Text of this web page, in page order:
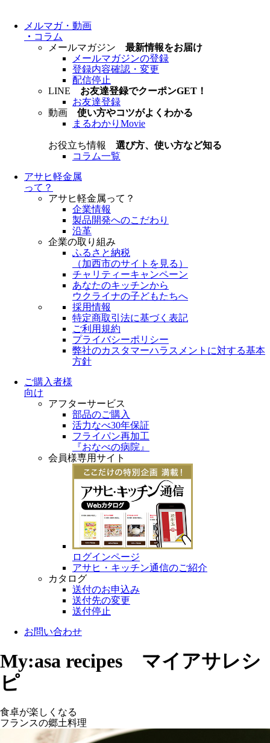
メルマガ・動画
・ コラム
メールマガジン 最新情報をお届け
メールマガジンの登録
登録内容確認・変更
配信停止
LINE お友達登録でクーポンGET！
お友達登録
動画 使い方やコツがよくわかる
まるわかりMovie
お役立ち情報 選び方、使い方など知る
コラム一覧
アサヒ軽金属
って？
アサヒ軽金属って？
企業情報
製品開発へのこだわり
沿革
企業の取り組み
ふるさと納税
（加西市のサイトを見る ）
チャリティーキャンペーン
あなたのキッチンから
ウクライナの子どもたちへ
採用情報
特定商取引法に基づく表記
ご利用規約
プライバシーポリシー
弊社のカスタマーハラスメントに対する基本
方針
ご購入者様
向け
アフターサービス
部品のご購入
活力なべ30年保証
フライパン再加工
『おなべの病院』
会員様専用サイト
ログインページ
アサヒ・キッチン通信のご紹介
カタログ
送付のお申込み
送付先の変更
送付停止
お問い合わせ
My:asa recipes マイアサレシ
ピ
食卓が楽しくなる
フランスの郷土料理